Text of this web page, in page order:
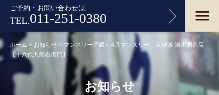
ご予約・お問い合わせは
TEL.011-251-0380
ホーム > お知らせ > マンスリー酒蔵 > 4月マンスリー 長野県 湯川酒造店
【十六代九郎右衛門】
お知らせ